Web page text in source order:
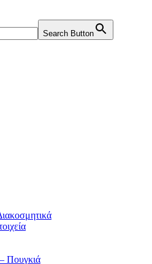
Search Button
Πουγκιά